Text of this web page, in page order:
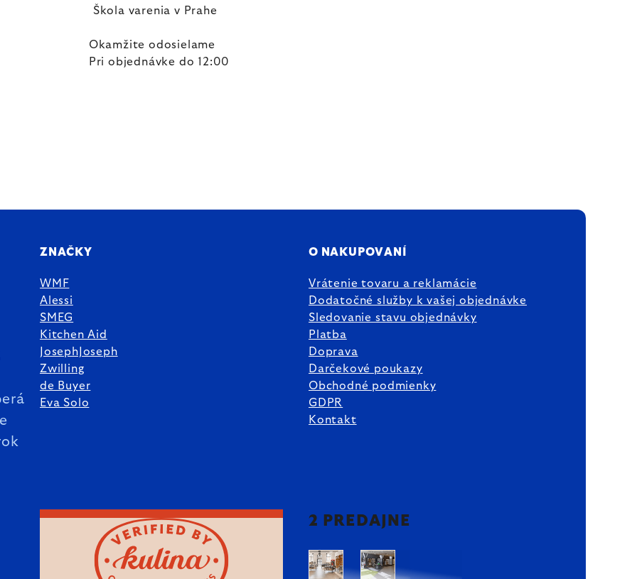
Škola varenia v Prahe
Okamžite odosielame
Pri objednávke do 12:00
ZNAČKY
WMF
Alessi
SMEG
Kitchen Aid
JosephJoseph
Zwilling
de Buyer
Eva Solo
O NAKUPOVANÍ
Vrátenie tovaru a reklamácie
Dodatočné služby k vašej objednávke
Sledovanie stavu objednávky
Platba
Doprava
Darčekové poukazy
Obchodné podmienky
GDPR
Kontakt
2 PREDAJNE